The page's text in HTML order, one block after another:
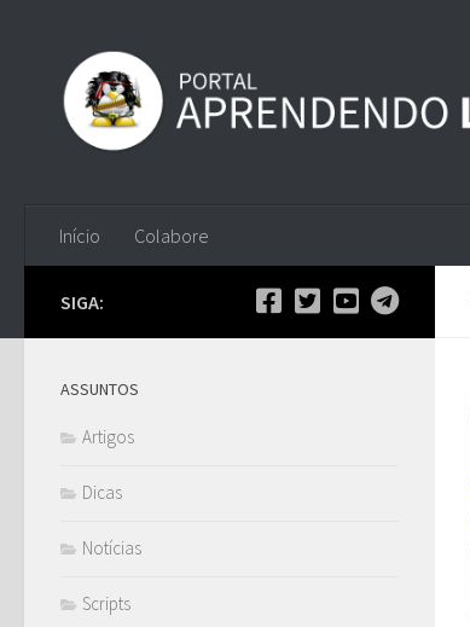
Início Colabore
SIGA:
ASSUNTOS
Artigos
Dicas
Notícias
Scripts